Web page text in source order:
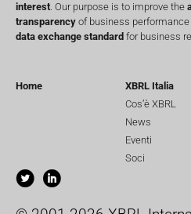
interest. Our purpose is to improve the
transparency of business performance
data exchange standard for business
Home
XBRL Italia
Cos’è XBRL
News
Eventi
Soci